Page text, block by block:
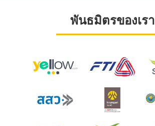
พันธมิตรของเรา